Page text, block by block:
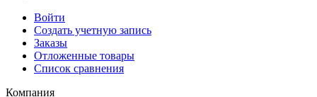
Войти
Создать учетную запись
Заказы
Отложенные товары
Список сравнения
Компания